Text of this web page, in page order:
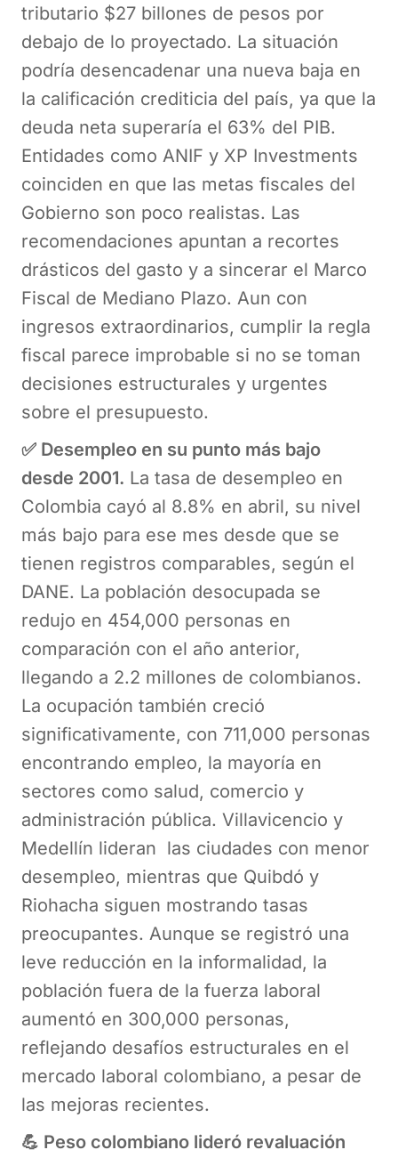
tributario $27 billones de pesos por
debajo de lo proyectado. La situación
podría desencadenar una nueva baja en
la calificación crediticia del país, ya que la
deuda neta superaría el 63% del PIB.
Entidades como ANIF y XP Investments
coinciden en que las metas fiscales del
Gobierno son poco realistas. Las
recomendaciones apuntan a recortes
drásticos del gasto y a sincerar el Marco
Fiscal de Mediano Plazo. Aun con
ingresos extraordinarios, cumplir la regla
fiscal parece improbable si no se toman
decisiones estructurales y urgentes
sobre el presupuesto.
✅ Desempleo en su punto más bajo
desde 2001. La tasa de desempleo en
Colombia cayó al 8.8% en abril, su nivel
más bajo para ese mes desde que se
tienen registros comparables, según el
DANE. La población desocupada se
redujo en 454,000 personas en
comparación con el año anterior,
llegando a 2.2 millones de colombianos.
La ocupación también creció
significativamente, con 711,000 personas
encontrando empleo, la mayoría en
sectores como salud, comercio y
administración pública. Villavicencio y
Medellín lideran las ciudades con menor
desempleo, mientras que Quibdó y
Riohacha siguen mostrando tasas
preocupantes. Aunque se registró una
leve reducción en la informalidad, la
población fuera de la fuerza laboral
aumentó en 300,000 personas,
reflejando desafíos estructurales en el
mercado laboral colombiano, a pesar de
las mejoras recientes.
💪 Peso colombiano lideró revaluación